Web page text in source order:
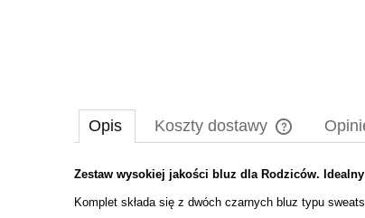
Opis Koszty dostawy
Cena nie
Zestaw wysokiej jakości bluz dla Rodziców.
Komplet składa się z dwóch czarnych bluz typu